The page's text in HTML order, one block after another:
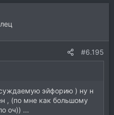
#6.195
эйфорию ) ну н
, (по мне как большому
оч)) ...